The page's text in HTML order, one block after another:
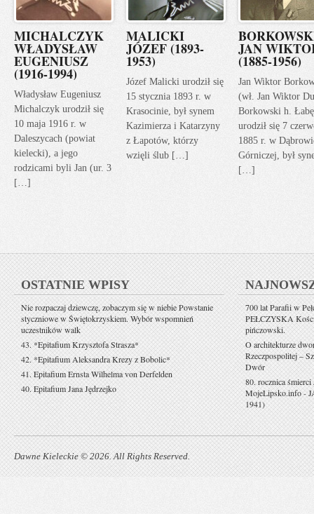
MICHALCZYK
WŁADYSŁAW
EUGENIUSZ
(1916-1994)
Władysław Eugeniusz
Michalczyk urodził się
10 maja 1916 r. w
Daleszycach (powiat
kielecki), a jego
rodzicami byli Jan (ur. 3
[…]
MALICKI
JÓZEF (1893-
1953)
Józef Malicki urodził się
15 stycznia 1893 r. w
Krasocinie, był synem
Kazimierza i Katarzyny
z Łapotów, którzy
wzięli ślub […]
JAN
(1885-1956)
Jan Wiktor
(wł. Jan Wiktor
Borkowski h.
urodził się 7
1885 r. w
Górniczej, był
[…]
OSTATNIE WPISY
Nie rozpaczaj dziewczę, zobaczym się w niebie Powstanie
styczniowe w Świętokrzyskiem. Wybór wspomnień
uczestników walk
43. *Epitafium Krzysztofa Strasza*
42. *Epitafium Aleksandra Krezy z Bobolic*
41. Epitafium Ernsta Wilhelma von Derfelden
40. Epitafium Jana Jędrzejko
700 lat Parafii w
PEŁCZYSKA
pińczowski.
O architekturze
Rzeczpospolitej –
Dwór
80. rocznica
MojeLipsko.info-
1941)
Dawne Kieleckie © 2026. All Rights Reserved.